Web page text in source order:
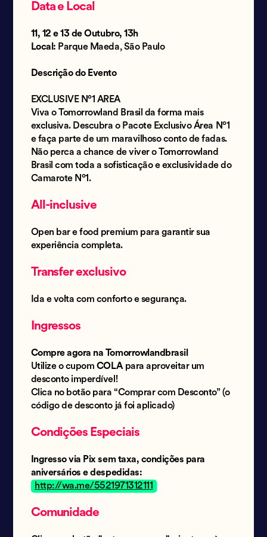
Data e Local
11, 12 e 13 de Outubro, 13h
Local: Parque Maeda, São Paulo
Descrição do Evento
EXCLUSIVE Nº1 AREA
Viva o Tomorrowland Brasil da forma mais
exclusiva. Descubra o Pacote Exclusivo Área Nº1
e faça parte de um maravilhoso conto de fadas.
Não perca a chance de viver o Tomorrowland
Brasil com toda a sofisticação e exclusividade do
Camarote Nº1.
All-inclusive
Open bar e food premium para garantir sua
experiência completa.
Transfer exclusivo
Ida e volta com conforto e segurança.
Ingressos
Compre agora na Tomorrowlandbrasil
Utilize o cupom COLApara aproveitar um
desconto imperdível!
Clica no botão para “Comprar com Desconto” (o
código de desconto já foi aplicado)
Condições Especiais
Ingresso via Pix sem taxa, condições para
aniversários e despedidas:
http://wa.me/5521971312111
Comunidade